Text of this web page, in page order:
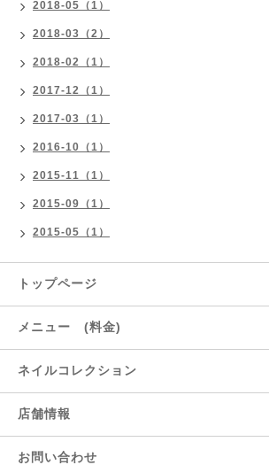
2018-05（1）
2018-03（2）
2018-02（1）
2017-12（1）
2017-03（1）
2016-10（1）
2015-11（1）
2015-09（1）
2015-05（1）
トップページ
メニュー (料金)
ネイルコレクション
店舗情報
お問い合わせ